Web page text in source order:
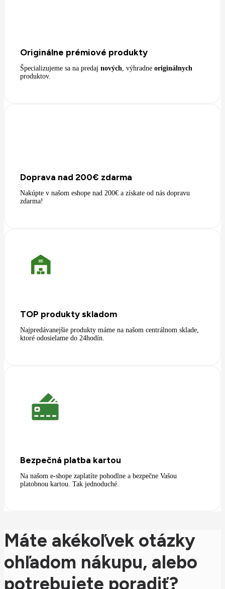
Originálne prémiové produkty
Špecializujeme sa na predaj nových, výhradne originálnych
produktov.
Doprava nad 200€ zdarma
Nakúpte v našom eshope nad 200€ a získate od nás dopravu
zdarma!
TOP produkty skladom
Najpredávanejšie produkty máme na našom centrálnom sklade,
ktoré odosielame do 24hodín.
Bezpečná platba kartou
Na našom e-shope zaplatíte pohodlne a bezpečne Vašou
platobnou kartou. Tak jednoduché.
Máte akékoľvek otázky
ohľadom nákupu, alebo
potrebujete poradiť?